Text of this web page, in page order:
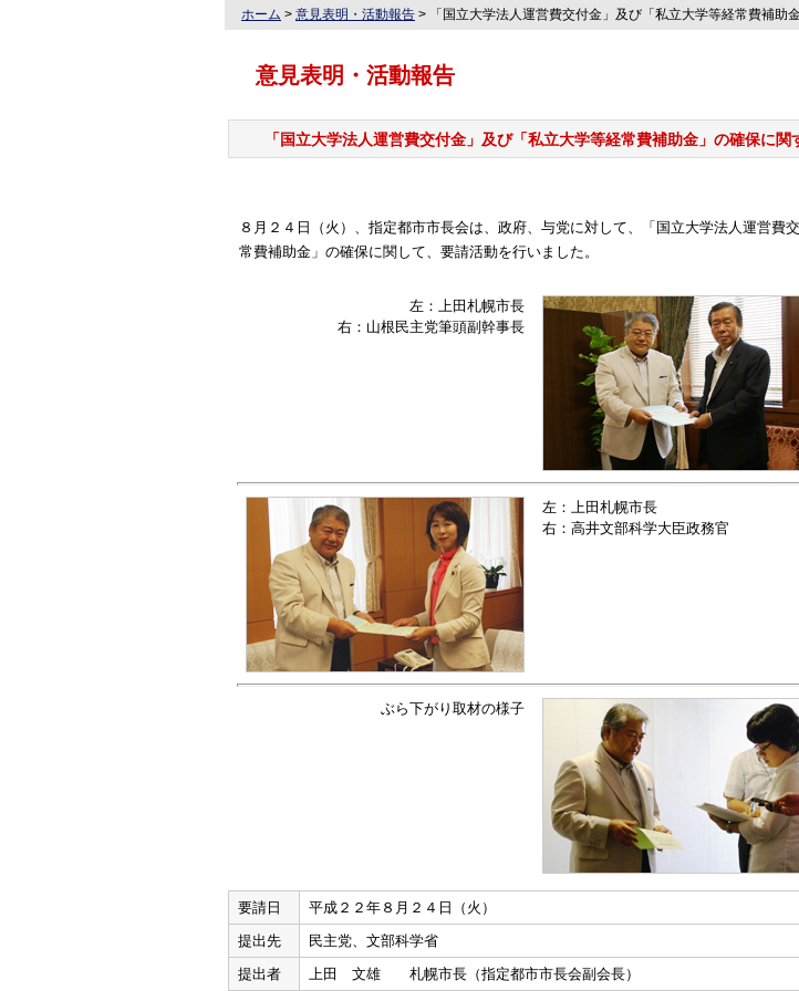
ホーム > 意見表明・活動報告 > 「国立大学法人運営費交付金」及び「私立大学等経常費補助
意見表明・活動報告
「国立大学法人運営費交付金」及び「私立大学等経常費補助金」の確保に
８月２４日（火）、指定都市市長会は、政府、与党に対して、「国立大学法人運営費
常費補助金」の確保に関して、要請活動を行いました。
左：上田札幌市長
右：山根民主党筆頭副幹事長
左：上田札幌市長
右：高井文部科学大臣政務官
ぶら下がり取材の様子
要請日
平成２２年８月２４日（火）
提出先
民主党、文部科学省
提出者
上田 文雄 札幌市長（指定都市市長会副会長）